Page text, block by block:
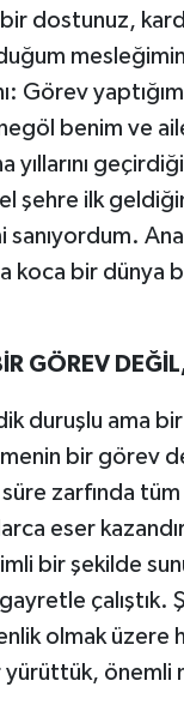
dostunuz,
Görev
benim ve
şehre ilk
koca bir dünya
GÖREV
duruşlu ama
bir görev
zarfında
eser
bir şekilde
çalıştık.
olmak üzere
yürüttük,